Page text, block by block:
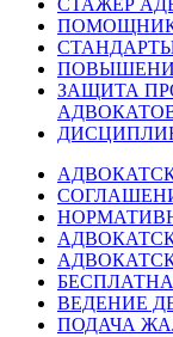
СТАЖЕР
ЗАЩИТА
ВЕДЕНИЕ
ПОДАЧА